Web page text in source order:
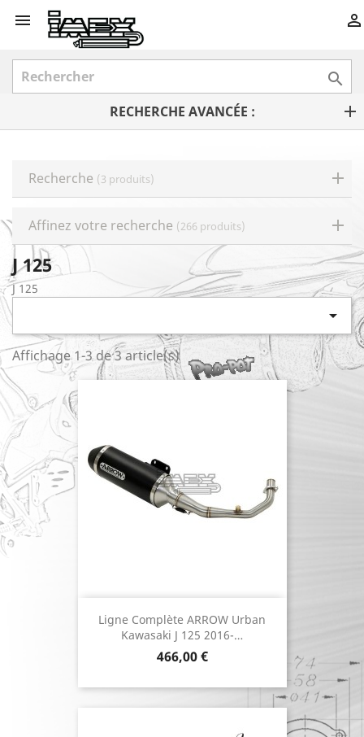
 

RECHERCHE AVANCÉE :
Recherche (3 produits)
Affinez votre recherche (266 produits)
J 125
J 125

Affichage 1-3 de 3 article(s)
Ligne Complète ARROW Urban
Kawasaki J 125 2016-…
Prix
466,00 €